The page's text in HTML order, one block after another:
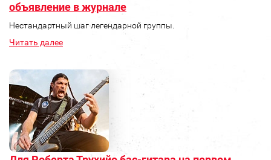
объявление в журнале
Нестандартный шаг легендарной группы.
Читать далее